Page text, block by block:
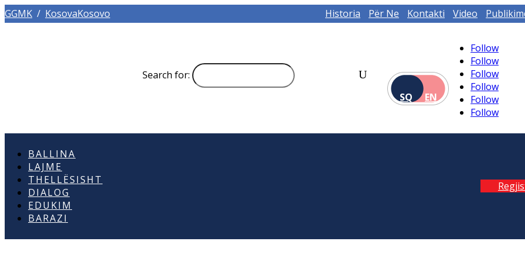
GGMK / KosovaKosovo Historia Për Ne Kontakti Video
Search for:
SQ
EN
Follow
Follow
Follow
Follow
Follow
Follow
BALLINA
LAJME
THELLËSISHT
DIALOG
EDUKIM
BARAZI